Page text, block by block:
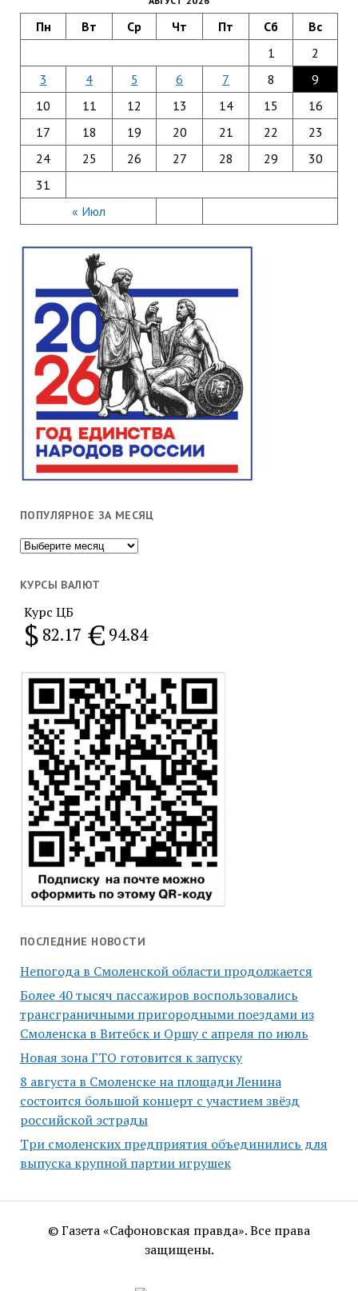
Пн Вт Ср Чт Пт Сб Вс
« Июл
1
2
3
4 5 6 7 8
9
10
11 12 13 14 15
16
17
18 19 20 21 22
23
24
25 26 27 28 29
30
31
ПОПУЛЯРНОЕ ЗА МЕСЯЦ
Популярное
месяц
КУРСЫ ВАЛЮТ
Курс ЦБ
$ 82.17 € 94.84
ПОСЛЕДНИЕ НОВОСТИ
Непогода в Смоленской области продолжается
Более 40 тысяч пассажиров воспользовались
трансграничными пригородными поездами из
Смоленска в Витебск и Оршу с апреля по июль
Новая зона ГТО готовится к запуску
8 августа в Смоленске на площади Ленина
состоится большой концерт с участием звёзд
российской эстрады
Три смоленских предприятия объединились для
выпуска крупной партии игрушек
© Газета «Сафоновская правда». Все права
защищены.